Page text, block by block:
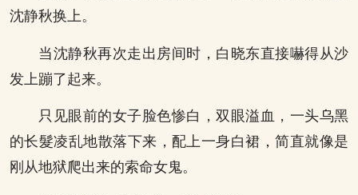
沈静秋换上。
当沈静秋再次走出房间时，白晓东直接嚇得从沙
发上蹦了起来。
只见眼前的女子脸色惨白，双眼溢血，一头乌黑
的长髮凌乱地散落下来，配上一身白裙，简直就像是
刚从地狱爬出来的索命女鬼。